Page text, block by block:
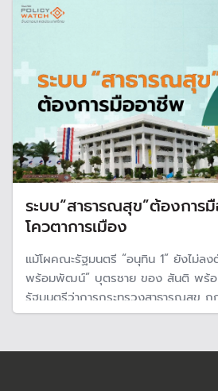
ระบบ“สาธารณสุข”ต้องการ
โควตาการเมือง
แม้โผคณะรัฐมนตรี “อนุทิน 1” ยังไม่ล
พร้อมพัฒน์” บุตรชาย ของ สันติ พร้
รัฐมนตรีว่าการกระทรวงสาธารณสุข
วุฒิ” และ “คุณวุฒิ” ทำให้บุคลากรทาง